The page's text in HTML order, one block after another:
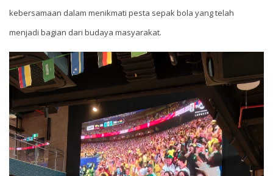
kebersamaan dalam menikmati pesta sepak bola yang telah
menjadi bagian dari budaya masyarakat.